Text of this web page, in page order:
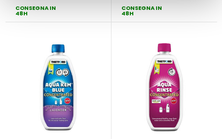
CONSEGNA IN
48H
CONSEGNA IN
48H